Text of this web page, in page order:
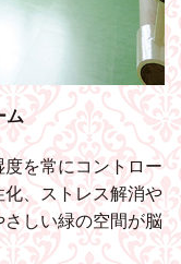
ム
を常にコントロー
、ストレス解消や
しい緑の空間が脳